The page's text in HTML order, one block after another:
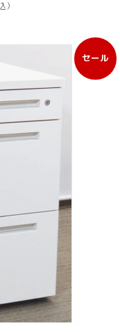
）
セール
販
売